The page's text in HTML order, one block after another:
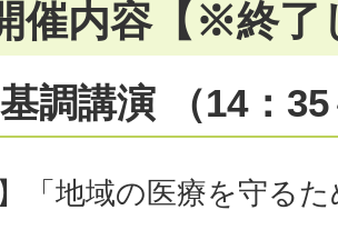
催内容【※終了
調講演 （14：
「地域の医療を守る